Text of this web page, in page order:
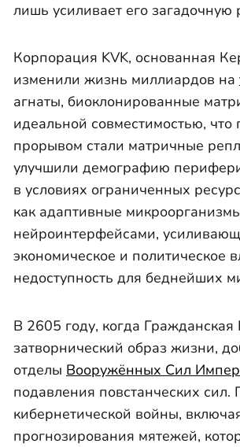
лишь усиливает его загадочную
Корпорация KVK, основанная
изменили жизнь миллиардов на
агнаты, биоклонированные
идеальной совместимостью,
прорывом стали матричные
улучшили демографию
в условиях ограниченных
как адаптивные
нейроинтерфейсами,
экономическое и политическое
недоступность для беднейших
В 2605 году, когда
затворнический образ жизни,
отделы Вооружённых Сил
подавления повстанческих
кибернетической войны,
прогнозирования мятежей,